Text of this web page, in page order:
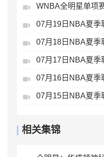
07月18日NBA夏季
07月15日NBA夏季
相关集锦